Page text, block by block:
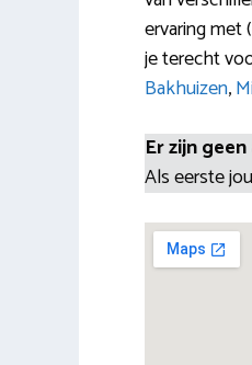
ervaring met
je terecht
Bakhuizen,
Er zijn
Als eerste